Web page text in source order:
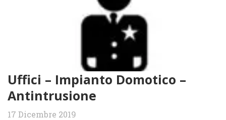
Uffici – Impianto Domotico –
Antintrusione
17 Dicembre 2019